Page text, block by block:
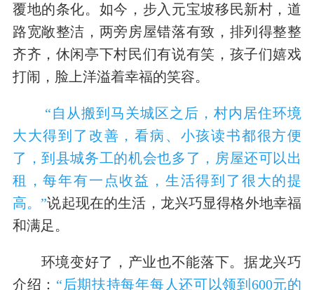
覆地的条化。如今，步入元宝坡移民新村，道
路宽敞整洁，两旁房屋错落有致，排列得整整
齐齐，休闲亭下村民们有说有笑，孩子们嬉戏
打闹，脸上洋溢着幸福的笑容。
“自从搬到马关城区之后，村内居住环境
大大得到了改善，看病、小孩读书都很方便
了，到县城务工的机会也多了，房屋还可以出
租，每年有一点收益，生活得到了很大的提
高。”说起现在的生活，龙兴巧显得格外地幸福
和满足。
环境变好了，产业也不能落下。据龙兴巧
介绍： “后期扶持每年每人还可以领到600元的